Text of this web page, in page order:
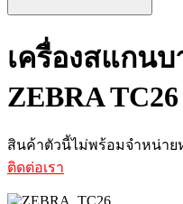
เครื่องสแกน
ZEBRA TC26
สินค้าตัวนี้ไม่พร้อมจำหน่าย
ติดต่อเรา